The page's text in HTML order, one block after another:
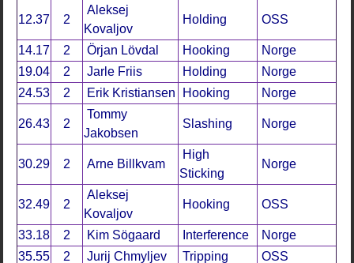
12.37 2
Aleksej
Kovaljov
Holding OSS
14.17 2 Örjan Lövdal Hooking
Norge
19.04
2 Jarle Friis Holding
Norge
24.53
2 Erik Kristiansen Hooking Norge
26.43 2
Tommy
Jakobsen
Slashing Norge
30.29 2 Arne Billkvam
High
Sticking
Norge
32.49 2
Aleksej
Kovaljov
Hooking OSS
33.18 2 Kim Sögaard Interference
Norge
35.55
2 Jurij Chmyljev Tripping OSS